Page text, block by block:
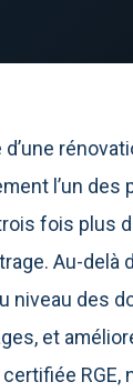
d’une
l’un des
fois plus
Au-
niveau des
et
certifiée